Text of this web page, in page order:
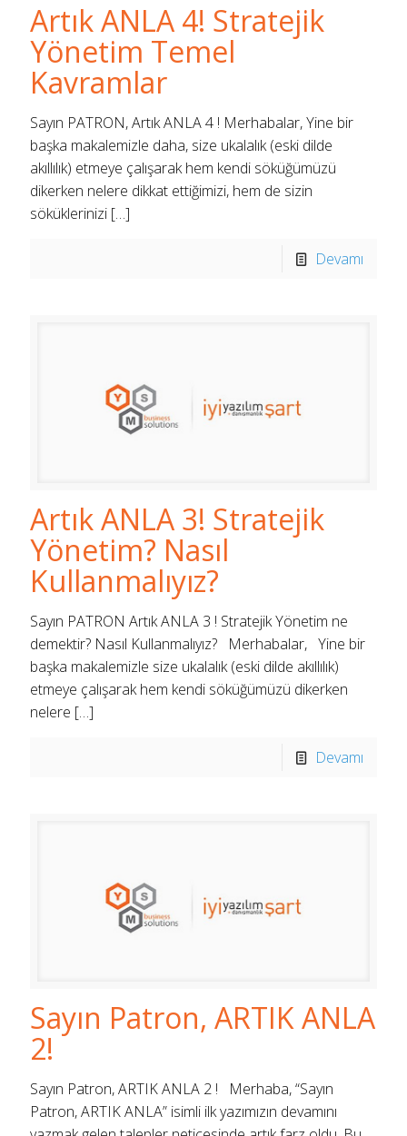
Artık ANLA 4! Stratejik
Yönetim Temel
Kavramlar
Sayın PATRON, Artık ANLA 4 ! Merhabalar, Yine bir
başka makalemizle daha, size ukalalık (eski dilde
akıllılık) etmeye çalışarak hem kendi söküğümüzü
dikerken nelere dikkat ettiğimizi, hem de sizin
söküklerinizi […]
Devamı
Artık ANLA 3! Stratejik
Yönetim? Nasıl
Kullanmalıyız?
Sayın PATRON Artık ANLA 3 ! Stratejik Yönetim ne
demektir? Nasıl Kullanmalıyız? Merhabalar, Yine bir
başka makalemizle size ukalalık (eski dilde akıllılık)
etmeye çalışarak hem kendi söküğümüzü dikerken
nelere […]
Devamı
Sayın Patron, ARTIK ANLA
2!
Sayın Patron, ARTIK ANLA 2 ! Merhaba, “Sayın
Patron, ARTIK ANLA” isimli ilk yazımızın devamını